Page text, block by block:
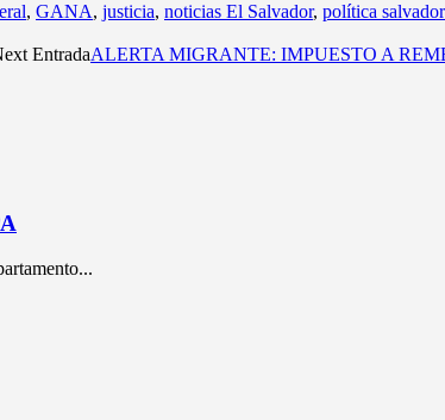
, GANA, justicia, noticias El Salvador, política
EntradaALERTA MIGRANTE: IMPUESTO A